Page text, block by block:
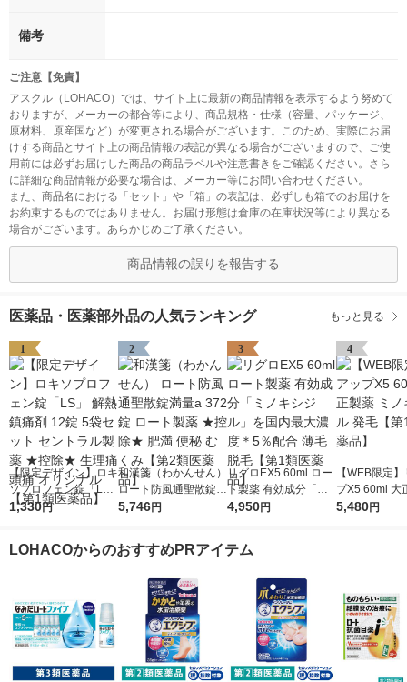
備考
ご注意【免責】
アスクル（LOHACO）では、サイト上に最新の商品情報を表示するよう努めて
おりますが、メーカーの都合等により、商品規格・仕様（容量、パッケージ、
原材料、原産国など）が変更される場合がございます。このため、実際にお届
けする商品とサイト上の商品情報の表記が異なる場合がございますので、ご使
用前には必ずお届けした商品の商品ラベルや注意書きをご確認ください。さら
に詳細な商品情報が必要な場合は、メーカー等にお問い合わせください。
また、商品名における「セット」や「箱」の表記は、必ずしも箱でのお届けを
お約束するものではありません。お届け形態は倉庫の在庫状況等により異なる
場合がございます。あらかじめご了承ください。
商品情報の誤りを報告する
医薬品・医薬部外品の人気ランキング もっと見る
1
【限定デザイン】ロキ
ソプロフェン錠「L
S」 解熱鎮痛剤 12錠
頭痛 オリジナル【第1
1,330円
2
和漢箋（わかんせん）
ロート防風通聖散錠満
量a 372錠 ロート製薬
5,746円
3
リグロEX5 60ml ロー
ト製薬 有効成分「ミ
ノキシジル」を国内最
4,950円
4
【WEB限定
プX5 60ml 大
ミノキシジル
5,480円
LOHACOからのおすすめPRアイテム